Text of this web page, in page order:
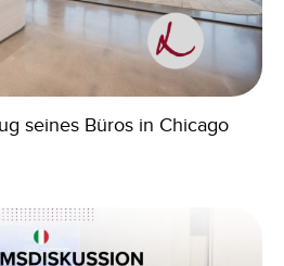
seines Büros in Chicago